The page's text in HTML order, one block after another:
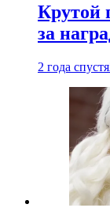
Крутой
за
2 года спустя